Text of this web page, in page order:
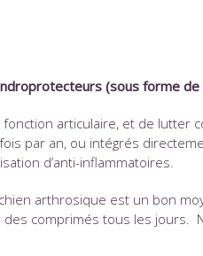
(sous forme de
articulaire, et de lutter
par an, ou intégrés
d’anti-inflammatoires.
arthrosique est un bon
des comprimés tous les jours.